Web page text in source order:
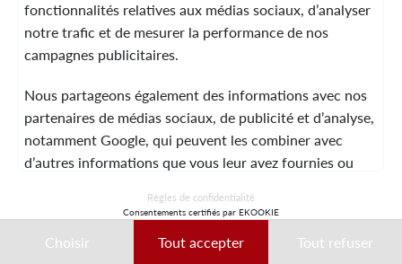
SERVICE CLIENT
© 2026 Laura Vita
DESIGNED BY LOBSTTER
MENTIONS LÉGALESCGVCONTACT
fonctionnalités relatives aux médias sociaux, d’analyser
notre trafic et de mesurer la performance de nos
campagnes publicitaires.
Nous partageons également des informations avec nos
partenaires de médias sociaux, de publicité et d’analyse,
notamment Google, qui peuvent les combiner avec
d’autres informations que vous leur avez fournies ou
Ces données peuvent notamment être utilisées à des
Règles de confidentialité
Consentements certifiés par EKOOKIE
Choisir Tout accepter Tout refuser